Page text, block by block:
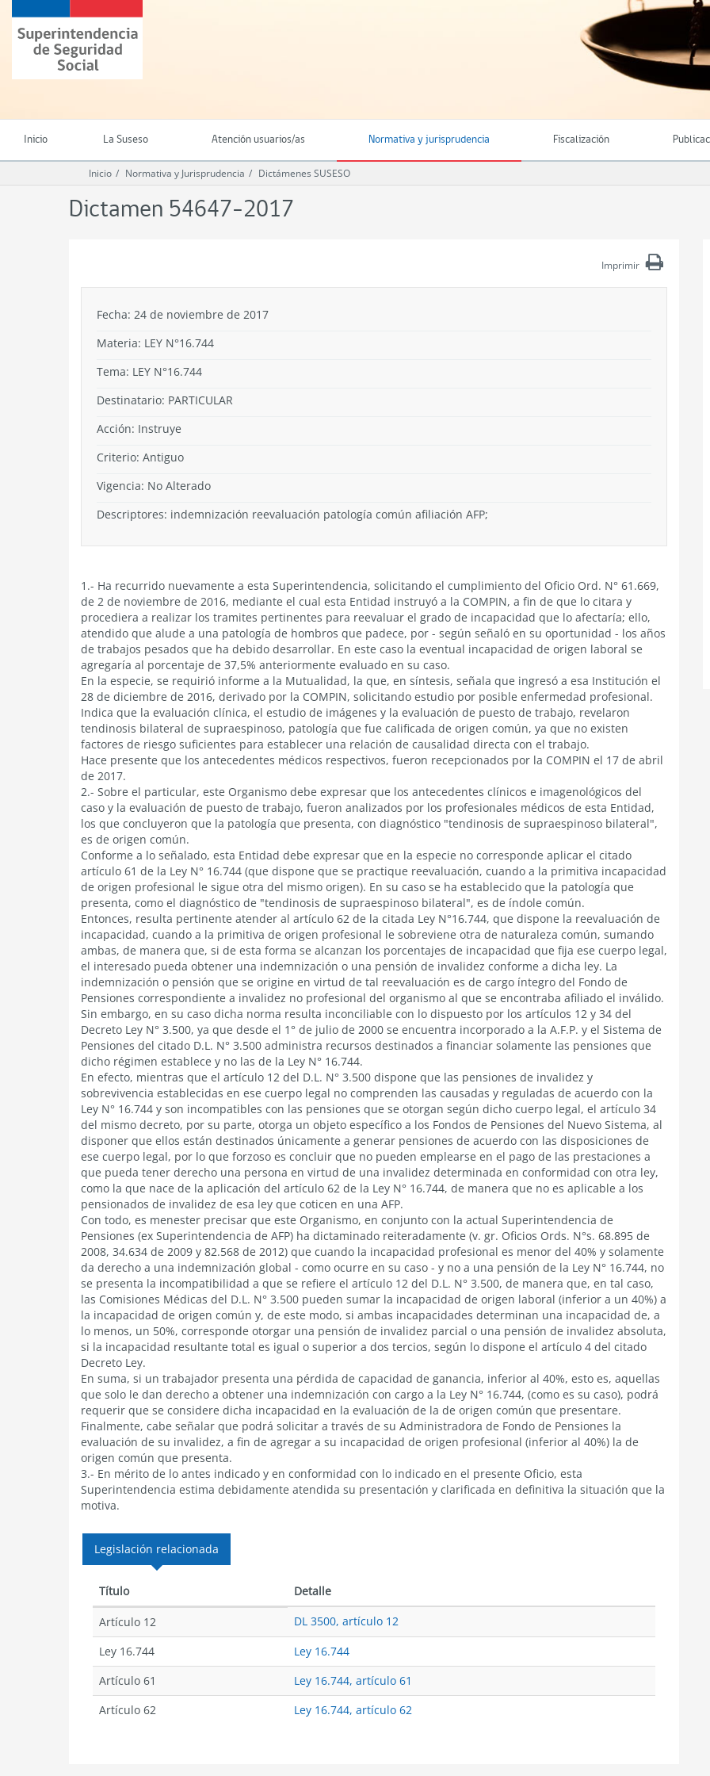
contenido
principal
Superintendencia
de
Seguridad
(SUSESO)
Chile
Inicio La Suseso Atención usuarios/as Normativa y jurisprudencia Fiscalización
Inicio Normativa y Jurisprudencia Dictámenes SUSESO
Dictamen 54647-2017
Imprimir
Fecha: 24 de noviembre de 2017
Materia: LEY N°16.744
Tema: LEY N°16.744
Destinatario: PARTICULAR
Acción: Instruye
Criterio: Antiguo
Vigencia: No Alterado
Descriptores: indemnización reevaluación patología común afiliación AFP;
1.- Ha recurrido nuevamente a esta Superintendencia, solicitando el cumplimiento del Oficio Ord. N° 61.669,
de 2 de noviembre de 2016, mediante el cual esta Entidad instruyó a la COMPIN, a fin de que lo citara y
procediera a realizar los tramites pertinentes para reevaluar el grado de incapacidad que lo afectaría; ello,
atendido que alude a una patología de hombros que padece, por - según señaló en su oportunidad - los años
de trabajos pesados que ha debido desarrollar. En este caso la eventual incapacidad de origen laboral se
agregaría al porcentaje de 37,5% anteriormente evaluado en su caso.
En la especie, se requirió informe a la Mutualidad, la que, en síntesis, señala que ingresó a esa Institución el
28 de diciembre de 2016, derivado por la COMPIN, solicitando estudio por posible enfermedad profesional.
Indica que la evaluación clínica, el estudio de imágenes y la evaluación de puesto de trabajo, revelaron
tendinosis bilateral de supraespinoso, patología que fue calificada de origen común, ya que no existen
factores de riesgo suficientes para establecer una relación de causalidad directa con el trabajo.
Hace presente que los antecedentes médicos respectivos, fueron recepcionados por la COMPIN el 17 de abril
de 2017.
2.- Sobre el particular, este Organismo debe expresar que los antecedentes clínicos e imagenológicos del
caso y la evaluación de puesto de trabajo, fueron analizados por los profesionales médicos de esta Entidad,
los que concluyeron que la patología que presenta, con diagnóstico "tendinosis de supraespinoso bilateral",
es de origen común.
Conforme a lo señalado, esta Entidad debe expresar que en la especie no corresponde aplicar el citado
artículo 61 de la Ley N° 16.744 (que dispone que se practique reevaluación, cuando a la primitiva incapacidad
de origen profesional le sigue otra del mismo origen). En su caso se ha establecido que la patología que
presenta, como el diagnóstico de "tendinosis de supraespinoso bilateral", es de índole común.
Entonces, resulta pertinente atender al artículo 62 de la citada Ley N°16.744, que dispone la reevaluación de
incapacidad, cuando a la primitiva de origen profesional le sobreviene otra de naturaleza común, sumando
ambas, de manera que, si de esta forma se alcanzan los porcentajes de incapacidad que fija ese cuerpo legal,
el interesado pueda obtener una indemnización o una pensión de invalidez conforme a dicha ley. La
indemnización o pensión que se origine en virtud de tal reevaluación es de cargo íntegro del Fondo de
Pensiones correspondiente a invalidez no profesional del organismo al que se encontraba afiliado el inválido.
Sin embargo, en su caso dicha norma resulta inconciliable con lo dispuesto por los artículos 12 y 34 del
Decreto Ley N° 3.500, ya que desde el 1° de julio de 2000 se encuentra incorporado a la A.F.P. y el Sistema de
Pensiones del citado D.L. N° 3.500 administra recursos destinados a financiar solamente las pensiones que
dicho régimen establece y no las de la Ley N° 16.744.
En efecto, mientras que el artículo 12 del D.L. N° 3.500 dispone que las pensiones de invalidez y
sobrevivencia establecidas en ese cuerpo legal no comprenden las causadas y reguladas de acuerdo con la
Ley N° 16.744 y son incompatibles con las pensiones que se otorgan según dicho cuerpo legal, el artículo 34
del mismo decreto, por su parte, otorga un objeto específico a los Fondos de Pensiones del Nuevo Sistema, al
disponer que ellos están destinados únicamente a generar pensiones de acuerdo con las disposiciones de
ese cuerpo legal, por lo que forzoso es concluir que no pueden emplearse en el pago de las prestaciones a
que pueda tener derecho una persona en virtud de una invalidez determinada en conformidad con otra ley,
como la que nace de la aplicación del artículo 62 de la Ley N° 16.744, de manera que no es aplicable a los
pensionados de invalidez de esa ley que coticen en una AFP.
Con todo, es menester precisar que este Organismo, en conjunto con la actual Superintendencia de
Pensiones (ex Superintendencia de AFP) ha dictaminado reiteradamente (v. gr. Oficios Ords. N°s. 68.895 de
2008, 34.634 de 2009 y 82.568 de 2012) que cuando la incapacidad profesional es menor del 40% y solamente
da derecho a una indemnización global - como ocurre en su caso - y no a una pensión de la Ley N° 16.744, no
se presenta la incompatibilidad a que se refiere el artículo 12 del D.L. N° 3.500, de manera que, en tal caso,
las Comisiones Médicas del D.L. N° 3.500 pueden sumar la incapacidad de origen laboral (inferior a un 40%) a
la incapacidad de origen común y, de este modo, si ambas incapacidades determinan una incapacidad de, a
lo menos, un 50%, corresponde otorgar una pensión de invalidez parcial o una pensión de invalidez absoluta,
si la incapacidad resultante total es igual o superior a dos tercios, según lo dispone el artículo 4 del citado
Decreto Ley.
En suma, si un trabajador presenta una pérdida de capacidad de ganancia, inferior al 40%, esto es, aquellas
que solo le dan derecho a obtener una indemnización con cargo a la Ley N° 16.744, (como es su caso), podrá
requerir que se considere dicha incapacidad en la evaluación de la de origen común que presentare.
Finalmente, cabe señalar que podrá solicitar a través de su Administradora de Fondo de Pensiones la
evaluación de su invalidez, a fin de agregar a su incapacidad de origen profesional (inferior al 40%) la de
origen común que presenta.
3.- En mérito de lo antes indicado y en conformidad con lo indicado en el presente Oficio, esta
Superintendencia estima debidamente atendida su presentación y clarificada en definitiva la situación que la
motiva.
Legislación relacionada
Título Detalle
Artículo 12
DL 3500, artículo 12
Ley 16.744
Ley 16.744
Artículo 61
Ley 16.744, artículo 61
Artículo 62
Ley 16.744, artículo 62